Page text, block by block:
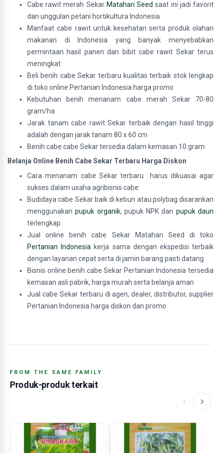
Cabe rawit merah Sekar Matahari Seed saat ini jadi favorit
dan unggulan petani hortikultura Indonesia
Manfaat cabe rawit untuk kesehatan serta produk olahan
makanan di Indonesia yang banyak menyebabkan
permintaan hasil panen dan bibit cabe rawit Sekar terus
meningkat
Beli benih cabe Sekar terbaru kualitas terbaik stok lengkap
di toko online Pertanian Indonesia harga promo
Kebutuhan benih menanam cabe merah Sekar 70-80
gram/ha
Jarak tanam cabe rawit Sekar terbaik dengan hasil tinggi
adalah dengan jarak tanam 80 x 60 cm
Benih cabe cabe Sekar tersedia dalam kemasan 10 gram
Belanja Online Benih Cabe Sekar Terbaru Harga Diskon
Cara menanam cabe Sekar terbaru harus dikuasai agar
sukses dalam usaha agribisnis cabe
Budidaya cabe Sekar baik di kebun atau polybag disarankan
menggunakanpupuk organik, pupuk NPK dan pupuk daun
terlengkap
Jual online benih cabe Sekar Matahari Seed di toko
Pertanian Indonesia kerja sama dengan ekspedisi terbaik
dengan layanan cepat serta di jamin barang pasti datang
Bisnis online benih cabe Sekar Pertanian Indonesia tersedia
kemasan asli pabrik, harga murah serta belanja aman
Jual cabe Sekar terbaru di agen, dealer, distributor, supplier
Pertanian Indonesia harga diskon dan promo
FROM THE SAME FAMILY
Produk-produk terkait